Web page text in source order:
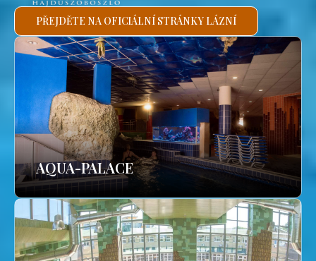
PŘEJDĚTE NA OFICIÁLNÍ STRÁNKY LÁZNÍ
AQUA-PALACE